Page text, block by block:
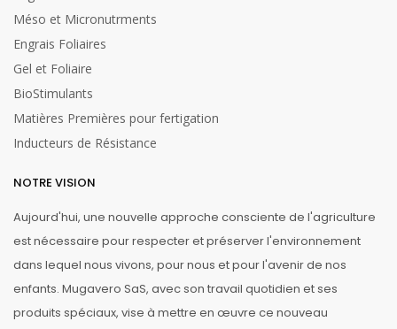
Méso et Micronutrments
Engrais Foliaires
Gel et Foliaire
BioStimulants
Matières Premières pour fertigation
Inducteurs de Résistance
NOTRE VISION
Aujourd'hui, une nouvelle approche consciente de l'agriculture
est nécessaire pour respecter et préserver l'environnement
dans lequel nous vivons, pour nous et pour l'avenir de nos
enfants. Mugavero SaS, avec son travail quotidien et ses
produits spéciaux, vise à mettre en œuvre ce nouveau